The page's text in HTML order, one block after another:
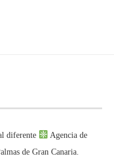
diferente
Agencia de
de Gran Canaria.